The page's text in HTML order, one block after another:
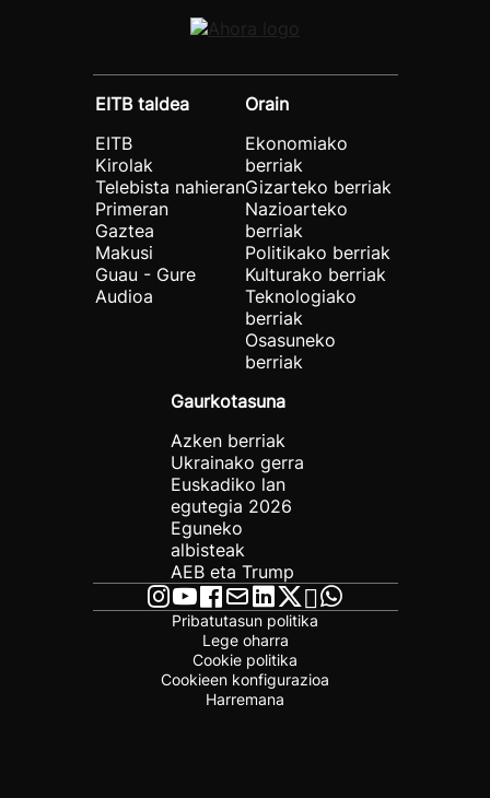
EITB taldea
EITB
Kirolak
Telebista nahieran
Primeran
Gaztea
Makusi
Guau - Gure
Audioa
Orain
Ekonomiako
berriak
Gizarteko berriak
Nazioarteko
berriak
Politikako berriak
Kulturako berriak
Teknologiako
berriak
Osasuneko
berriak
Gaurkotasuna
Azken berriak
Ukrainako gerra
Euskadiko lan
egutegia 2026
Eguneko
albisteak
AEB eta Trump
Pribatutasun politika
Lege oharra
Cookie politika
Cookieen konfigurazioa
Harremana